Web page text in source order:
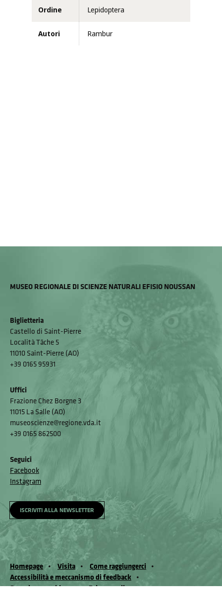
Ordine Lepidoptera
Autori Rambur
MUSEO REGIONALE DI SCIENZE NATURALI EFISIO NOUSSAN
Biglietteria
Castello di Saint-Pierre
Località Tâche 5
11010 Saint-Pierre (AO)
+39 0165 95931
Uffici
Frazione Chez Borgne 3
11015 La Salle (AO)
museoscienze@regione.vda.it
+39 0165 862500
Seguici
Facebook
Instagram
ISCRIVITI ALLA NEWSLETTER
Homepage Visita
Come raggiungerci
Accessibilità e meccanismo di feedback
Segnala un problema
Privacy policy